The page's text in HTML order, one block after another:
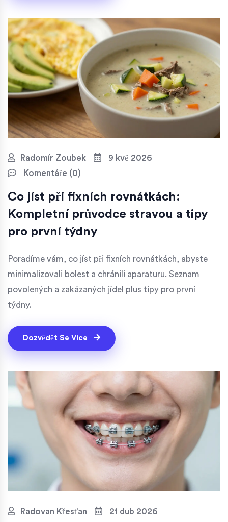
Radomír Zoubek
9 kvě 2026
Komentáře (0)
Co jíst při fixních rovnátkách:
Kompletní průvodce stravou a tipy
pro první týdny
Poradíme vám, co jíst při fixních rovnátkách, abyste
minimalizovali bolest a chránili aparaturu. Seznam
povolených a zakázaných jídel plus tipy pro první
týdny.
Dozvědět Se Více
Radovan Křesťan
21 dub 2026